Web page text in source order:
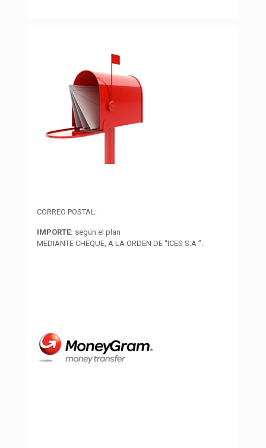
CORREO POSTAL:
IMPORTE: según el plan
MEDIANTE CHEQUE, A LA ORDEN DE “ICES S.A ”.